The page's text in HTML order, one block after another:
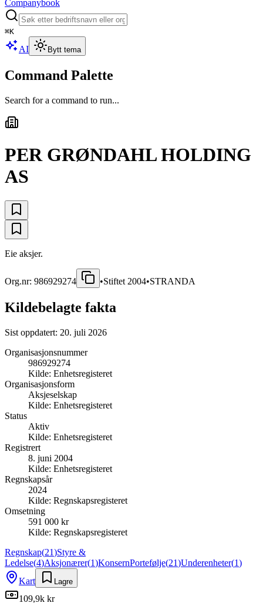
Companybook
⌘K
AI Bytt tema
Command Palette
Search for a command to run...
PER GRØNDAHL HOLDING
AS
Eie aksjer.
Org.nr: 986929274 •Stiftet 2004•STRANDA
Kildebelagte fakta
Sist oppdatert: 20. juli 2026
Organisasjonsnummer
986929274
Kilde: Enhetsregisteret
Organisasjonsform
Aksjeselskap
Kilde: Enhetsregisteret
Status
Aktiv
Kilde: Enhetsregisteret
Registrert
8. juni 2004
Kilde: Enhetsregisteret
Regnskapsår
2024
Kilde: Regnskapsregisteret
Omsetning
591 000 kr
Kilde: Regnskapsregisteret
Regnskap(21)Styre &
Ledelse(4)Aksjonærer(1)KonsernPortefølje(21)Underenheter(1)
Kart
Lagre
109,9k kr